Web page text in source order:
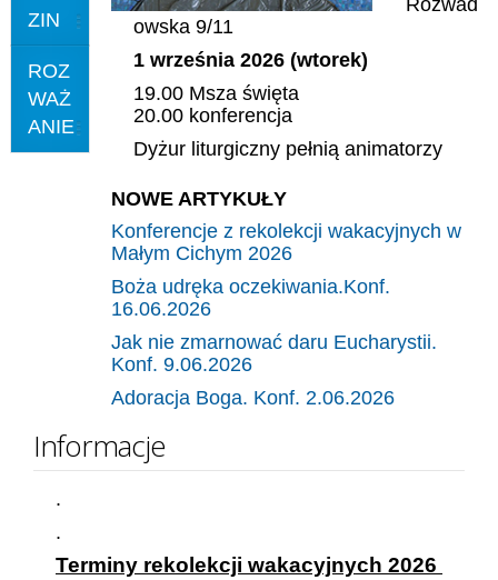
ZIN
ROZ
WAŻ
ANIE
Rozwad
owska 9/11
1 września 2026 (wtorek)
19.00 Msza święta
20.00 konferencja
Dyżur liturgiczny pełnią animatorzy
NOWE ARTYKUŁY
Konferencje z rekolekcji wakacyjnych w
Małym Cichym 2026
Boża udręka oczekiwania.Konf.
16.06.2026
Jak nie zmarnować daru Eucharystii.
Konf. 9.06.2026
Adoracja Boga. Konf. 2.06.2026
Informacje
.
.
Terminy rekolekcji wakacyjnych 2026